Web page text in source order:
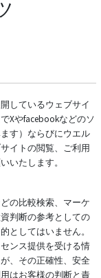
しているウェブサイ
Xやfacebookなどのソ
す）ならびにウエル
イトの閲覧、ご利用
いたします。
の比較検索、マーケ
判断の参考としての
としてはいません。
ンス提供を受ける情
、その正確性、安全
はお客様の判断と責